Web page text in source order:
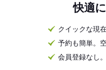
快適
クイックな現
予約も簡単。
会員登録なし